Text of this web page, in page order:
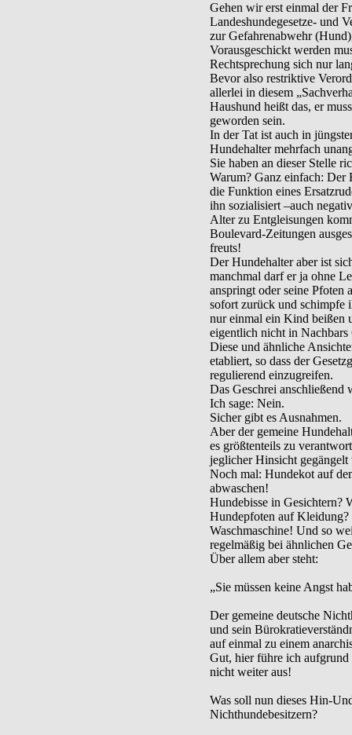
Gehen wir erst einmal der
Landeshundegesetze- und
zur Gefahrenabwehr
Vorausgeschickt werden
Rechtsprechung sich nur
Bevor also restriktive
allerlei in diesem
Haushund heißt das, er
geworden sein.
In der Tat ist auch in
Hundehalter mehrfach
Sie haben an dieser Stelle
Warum? Ganz einfach: Der
die Funktion eines
ihn sozialisiert –auch
Alter zu Entgleisungen
Boulevard-Zeitungen
freuts!
Der Hundehalter aber ist
manchmal darf er ja ohne
anspringt oder seine Pfoten
sofort zurück und schimpfe
nur einmal ein Kind beißen
eigentlich nicht in Nachbars
Diese und ähnliche
etabliert, so dass der
regulierend einzugreifen.
Das Geschrei anschließend
Ich sage: Nein.
Sicher gibt es Ausnahmen.
Aber der gemeine
es größtenteils zu
jeglicher Hinsicht
Noch mal: Hundekot auf
abwaschen!
Hundebisse in Gesichtern?
Hundepfoten auf Kleidung?
Waschmaschine! Und so
regelmäßig bei ähnlichen
Über allem aber steht:
„Sie müssen keine Angst
Der gemeine deutsche
und sein
auf einmal zu einem
Gut, hier führe ich
nicht weiter aus!
Was soll nun dieses Hin-
Nichthundebesitzern?